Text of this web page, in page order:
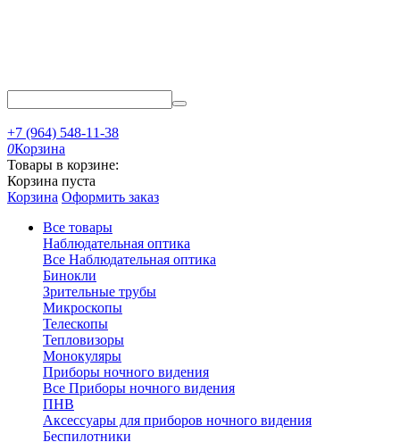
+7 (964) 548-11-38
0Корзина
Товары в корзине:
Корзина пуста
Корзина Оформить заказ
Все товары
Наблюдательная оптика
Все Наблюдательная оптика
Бинокли
Зрительные трубы
Микроскопы
Телескопы
Тепловизоры
Монокуляры
Приборы ночного видения
Все Приборы ночного видения
ПНВ
Аксессуары для приборов ночного видения
Беспилотники